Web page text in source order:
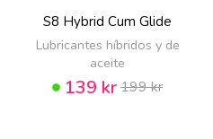
S8 Hybrid Cum Glide
Lubricantes híbridos y de
aceite
139 kr199 kr